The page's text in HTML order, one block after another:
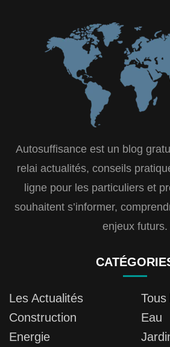
Autosuffisance est un blog
relai actualités, conseils
ligne pour les particuliers et
souhaitent s’informer,
enjeux futurs.
Les Actualités
Construction
Eau
Energie